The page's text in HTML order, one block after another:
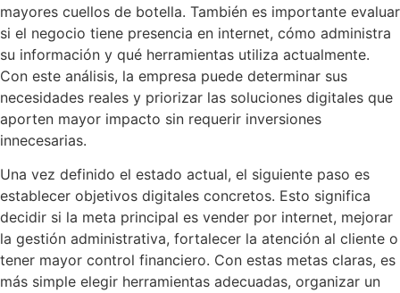
mayores cuellos de botella. También es importante evaluar
si el negocio tiene presencia en internet, cómo administra
su información y qué herramientas utiliza actualmente.
Con este análisis, la empresa puede determinar sus
necesidades reales y priorizar las soluciones digitales que
aporten mayor impacto sin requerir inversiones
innecesarias.
Una vez definido el estado actual, el siguiente paso es
establecer objetivos digitales concretos. Esto significa
decidir si la meta principal es vender por internet, mejorar
la gestión administrativa, fortalecer la atención al cliente o
tener mayor control financiero. Con estas metas claras, es
más simple elegir herramientas adecuadas, organizar un